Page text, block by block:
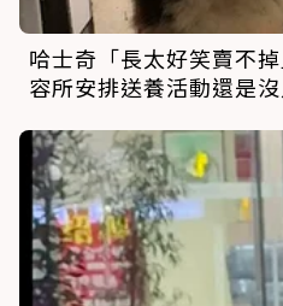
哈士奇「長太好笑賣不
容所安排送養活動還是